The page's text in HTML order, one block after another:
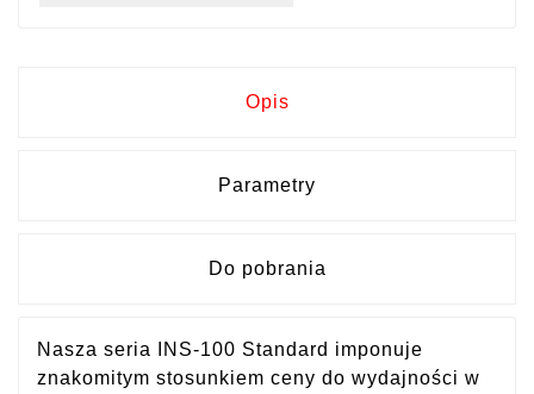
Opis
Parametry
Do pobrania
Nasza seria INS-100 Standard imponuje
znakomitym stosunkiem ceny do wydajności w